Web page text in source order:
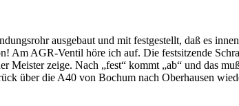
ausgebaut und mit festgestellt, daß es
AGR-Ventil höre ich auf. Die festsitzende
Meister zeige. Nach „fest“ kommt „ab“ und das
über die A40 von Bochum nach Oberhausen